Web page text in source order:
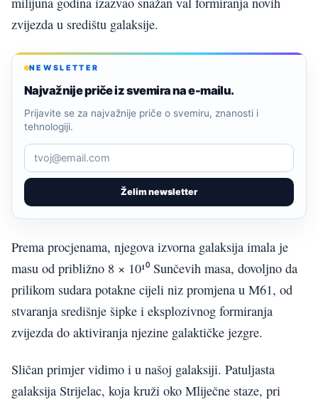
zvijezda u središtu galaksije.
NEWSLETTER
Najvažnije priče iz svemira na e-mailu.
Želim newsletter
Prijavite se za najvažnije priče o svemiru, znanosti i
tehnologiji.
Prema procjenama, njegova izvorna galaksija imala je
masu od približno 8 × 10¹⁰ Sunčevih masa, dovoljno da
prilikom sudara potakne cijeli niz promjena u M61, od
stvaranja središnje šipke i eksplozivnog formiranja
zvijezda do aktiviranja njezine galaktičke jezgre.
Sličan primjer vidimo i u našoj galaksiji. Patuljasta
galaksija Strijelac, koja kruži oko Mliječne staze, pri